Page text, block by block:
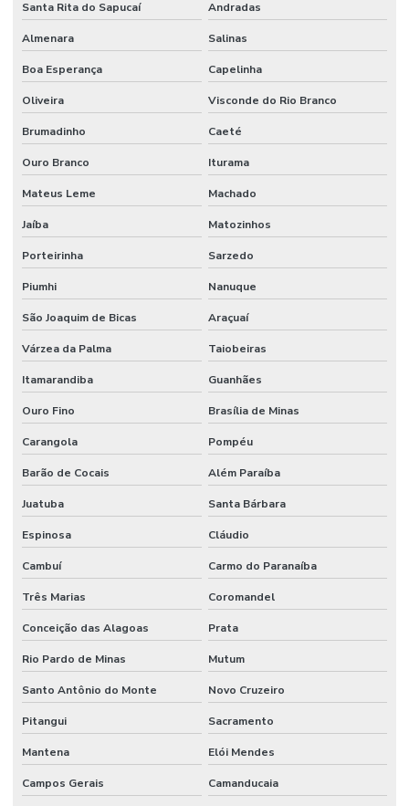
Santa Rita do Sapucaí Andradas
Almenara Salinas
Boa Esperança Capelinha
Oliveira Visconde do Rio Branco
Brumadinho Caeté
Ouro Branco Iturama
Mateus Leme Machado
Jaíba Matozinhos
Porteirinha Sarzedo
Piumhi Nanuque
São Joaquim de Bicas Araçuaí
Várzea da Palma Taiobeiras
Itamarandiba Guanhães
Ouro Fino Brasília de Minas
Carangola Pompéu
Barão de Cocais Além Paraíba
Juatuba Santa Bárbara
Espinosa Cláudio
Cambuí Carmo do Paranaíba
Três Marias Coromandel
Conceição das Alagoas Prata
Rio Pardo de Minas Mutum
Santo Antônio do Monte Novo Cruzeiro
Pitangui Sacramento
Mantena Elói Mendes
Campos Gerais Camanducaia